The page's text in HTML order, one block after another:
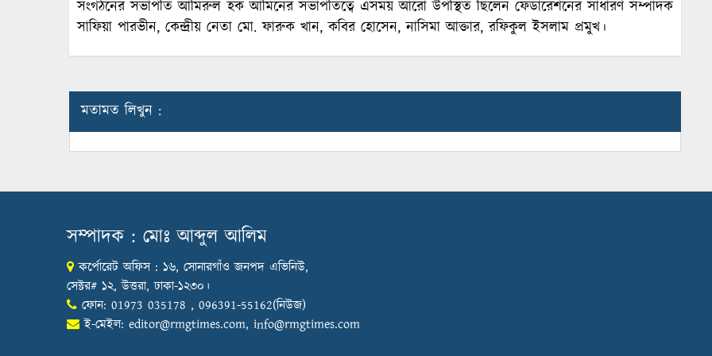
সংগঠনের সভাপতি আমিরুল হক আমিনের সভাপতিত্বে এসময় আরো উপস্থিত ছিলেন ফেডারেশনের সাধারণ সম্পাদক
সাফিয়া পারভীন, কেন্দ্রীয় নেতা মো. ফারুক খান, কবির হোসেন, নাসিমা আক্তার, রফিকুল ইসলাম প্রমুখ।
মতামত লিখুন :
সম্পাদক : মোঃ আব্দুল আলিম
কর্পোরেট অফিস : ১৬, সোনারগাঁও জনপদ এভিনিউ,
সেক্টর# ১২, উত্তরা, ঢাকা-১২৩০।
ফোন: 01973 035178 , 096391-55162(নিউজ)
ই-মেইল: editor@rmgtimes.com, info@rmgtimes.com